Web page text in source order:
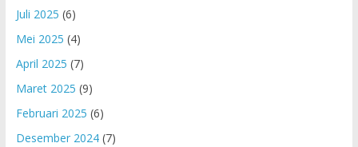
Juli 2025 (6)
Mei 2025 (4)
April 2025 (7)
Maret 2025 (9)
Februari 2025 (6)
Desember 2024(7)